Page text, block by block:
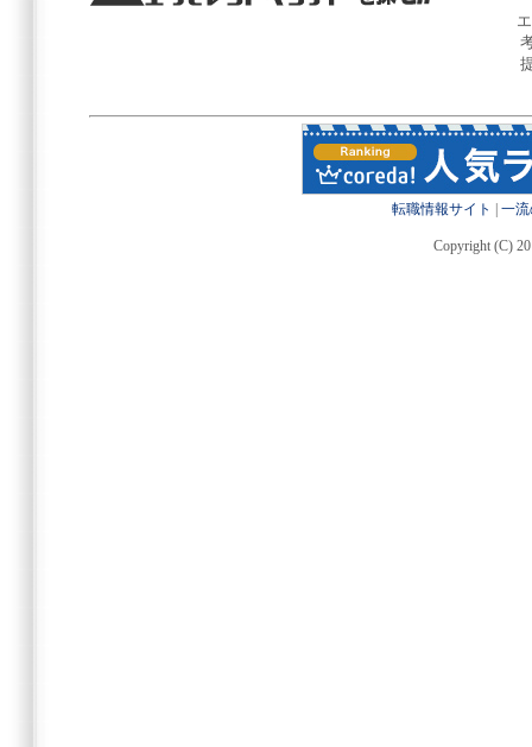
転職情報サイト 一
Copyright (C)